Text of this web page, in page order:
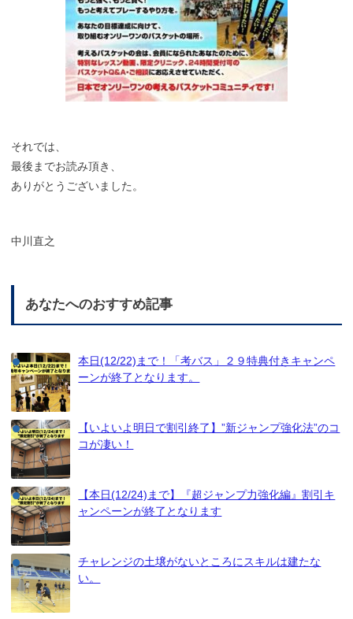
それでは、
最後までお読み頂き、
ありがとうございました。
中川直之
あなたへのおすすめ記事
本日(12/22)まで！「考バス」２９特典付きキャンペ
ーンが終了となります。
【いよいよ明日で割引終了】”新ジャンプ強化法”のコ
コが凄い！
【本日(12/24)まで】『超ジャンプ力強化編』割引キ
ャンペーンが終了となります
チャレンジの土壌がないところにスキルは建たな
い。